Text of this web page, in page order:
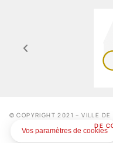
© COPYRIGHT 2021 – VILLE
DE